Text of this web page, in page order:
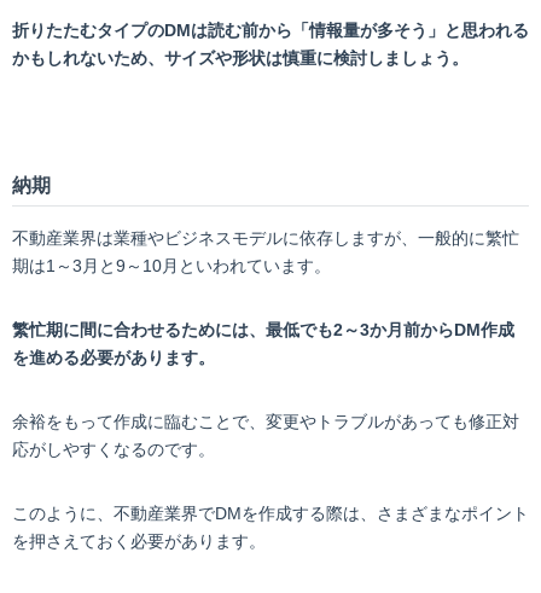
折りたたむタイプのDMは読む前から「情報量が多そう」と思われる
かもしれないため、サイズや形状は慎重に検討しましょう。
納期
不動産業界は業種やビジネスモデルに依存しますが、一般的に繁忙
期は1～3月と9～10月といわれています。
繁忙期に間に合わせるためには、最低でも2～3か月前からDM作成
を進める必要があります。
余裕をもって作成に臨むことで、変更やトラブルがあっても修正対
応がしやすくなるのです。
このように、不動産業界でDMを作成する際は、さまざまなポイント
を押さえておく必要があります。